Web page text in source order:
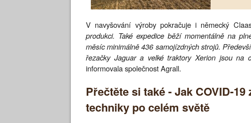
V navyšování výroby pokračuje i německý
produkci. Také expedice běží momentálně na
měsíc minimálně 436 samojízdných strojů.
řezačky Jaguar a velké traktory Xerion jsou na
informovala společnost Agrall.
Přečtěte si také - Jak COVID-
techniky po celém světě